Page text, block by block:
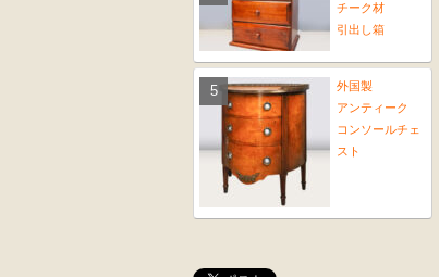
チーク材
引出し箱
外国製
アンティーク
コンソールチェ
スト